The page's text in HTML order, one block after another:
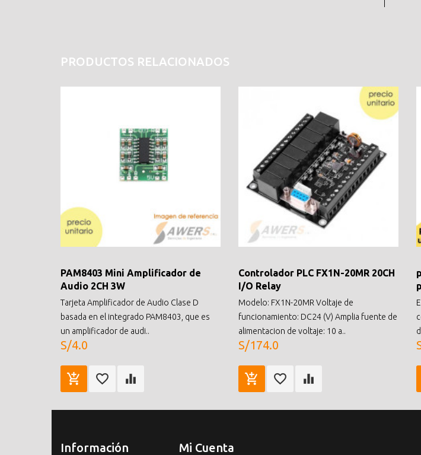
PRODUCTOS RELACIONADOS
PAM8403 Mini Amplificador de
Audio 2CH 3W
Tarjeta Amplificador de Audio Clase D
basada en el integrado PAM8403, que es
un amplificador de audi..
S/4.0
Controlador PLC FX1N-20MR 20CH
I/O Relay
Modelo: FX1N-20MR Voltaje de
funcionamiento: DC24 (V) Amplia fuente de
alimentacion de voltaje: 10 a..
S/174.0
Información Mi Cuenta